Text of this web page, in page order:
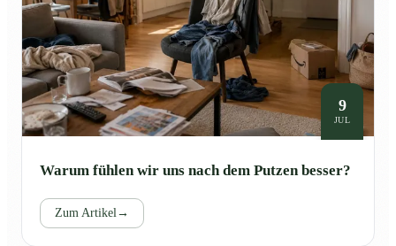
9
JUL
Warum fühlen wir uns nach dem Putzen besser?
Zum Artikel →